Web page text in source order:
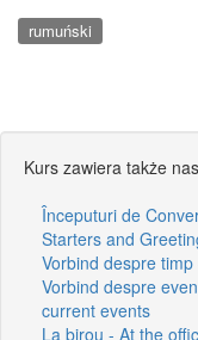
rumuński
Kurs zawiera także
Începuturi de
Starters and
Vorbind despre
Vorbind despre
current events
La birou - At the